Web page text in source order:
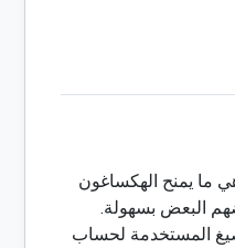
بالضبط، وكل من زوايا الداخلية الست تقدر 120 درجة. هذه المساواة هي ما يمنح الهكساغون
إلى بعضهم البعض بسهولة.
المستخدمة لحساب